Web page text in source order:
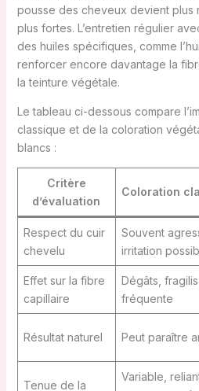
pousse des cheveux devient plus
plus fortes. L’entretien régulier
des huiles spécifiques, comme
renforcer encore davantage la
la teinture végétale.
Le tableau ci-dessous compare
classique et de la coloration
blancs :
Critère
d’évaluation
Coloration
Respect du cuir
chevelu
Souvent
irritation
Effet sur la fibre
capillaire
Dégâts,
fréquente
Résultat naturel Peut paraître
Tenue de la
Variable,